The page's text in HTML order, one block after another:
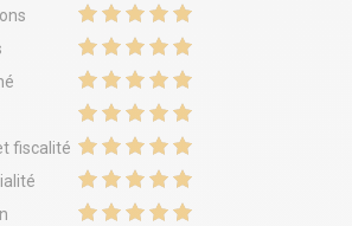
fiscalité